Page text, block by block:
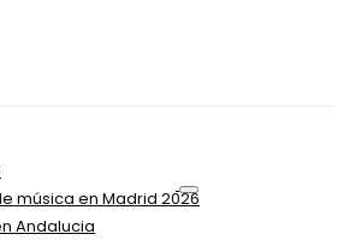
música en Madrid 2026
Andalucia